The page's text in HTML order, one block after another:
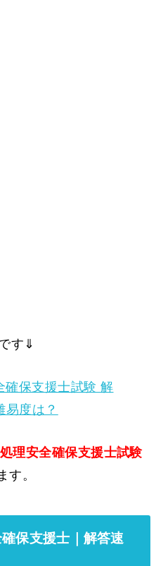
す⇓
確保支援士試験 解
度は？
理安全確保支援士試験
す。
保支援士｜解答速